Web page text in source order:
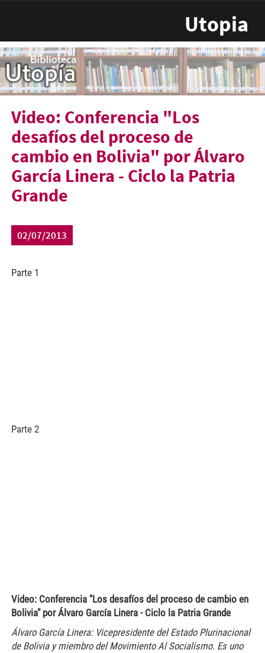
Utopia
Video: Conferencia "Los
desafíos del proceso de
cambio en Bolivia" por Álvaro
García Linera - Ciclo la Patria
Grande
02/07/2013
Parte 1
Parte 2
Video: Conferencia "Los desafíos del proceso de cambio en
Bolivia" por Álvaro García Linera - Ciclo la Patria Grande
Álvaro García Linera: Vicepresidente del Estado Plurinacional
de Bolivia y miembro del Movimiento Al Socialismo. Es uno